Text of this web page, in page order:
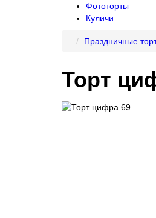
Фототорты
Куличи
Праздничные
Торт